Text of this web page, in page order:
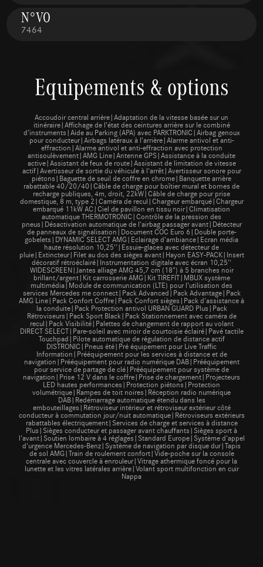
N°VO
7464
Equipements & options
Accoudoir central arrière|Adaptation de la vitesse basée sur un
itinéraire|Affichage de l’état des ceintures arrière sur le combiné
d’instruments|Aide au Parking (APA) avec PARKTRONIC|Airbag genoux
pour conducteur|Airbags latéraux à l’arrière|Alarme antivol et anti-
effraction|Alarme antivol et anti-effraction avec protection
antisoulèvement|AMG Line|Antenne GPS|Assistance à la conduite
active|Assistant de feux de route|Assistant de limitation de vitesse
actif|Avertisseur de sortie du véhicule à l'arrêt|Avertisseur sonore pour
piétons|Baguette de seuil de coffre en chrome|Banquette arrière
rabattable 40/20/40|Câble de charge pour boîtier mural et bornes de
recharge publiques, 4m, droit, 22kW|Câble de charge pour prise
domestique, 8 m, type 2|Caméra de recul|Chargeur embarqué|Chargeur
embarqué 11kW AC|Ciel de pavillon en tissu noir|Climatisation
automatique THERMOTRONIC|Contrôle de la pression des
pneus|Désactivation automatique de l'airbag passager avant|Détecteur
de panneaux de signalisation|Document COC Euro 6|Double porte-
gobelets|DYNAMIC SELECT AMG|Eclairage d'ambiance|Ecran média
haute résolution 10,25''|Essuie-glaces avec détecteur de
pluie|Extincteur|Filet au dos des sièges avant|Hayon EASY-PACK|Insert
décoratif rétroéclairé|Instrumentation digitale avec écran 10,25''
WIDESCREEN|Jantes alliage AMG 45,7 cm (18") à 5 branches noir
brillant/argent|Kit carrosserie AMG|Kit TIREFIT|MBUX système
multimédia|Module de communication (LTE) pour l’utilisation des
services Mercedes me connect|Pack Advanced|Pack Advantage|Pack
AMG Line|Pack Confort Coffre|Pack Confort sièges|Pack d'assistance à
la conduite|Pack Protection antivol URBAN GUARD Plus|Pack
Rétroviseurs|Pack Sport Black|Pack Stationnement avec caméra de
recul|Pack Visibilité|Palettes de changement de rapport au volant
DIRECT SELECT|Pare-soleil avec miroir de courtoisie éclairé|Pavé tactile
Touchpad|Pilote automatique de régulation de distance actif
DISTRONIC|Pneus été|Pré équipement pour Live Traffic
Information|Prééquipement pour les services à distance et de
navigation|Prééquipement pour radio numérique DAB|Prééquipement
pour service de partage de clé|Prééquipement pour système de
navigation|Prise 12 V dans le coffre|Prise de chargement|Projecteurs
LED hautes performances|Protection piétons|Protection
volumétrique|Rampes de toit noires|Réception radio numérique
DAB|Redémarrage automatique étendu dans les
embouteillages|Rétroviseur intérieur et rétroviseur extérieur côté
conducteur à commutation jour/nuit automatique|Rétroviseurs extérieurs
rabattables électriquement|Services de charge et services à distance
Plus|Sièges conducteur et passager avant chauffants|Sièges sport à
l'avant|Soutien lombaire à 4 réglages|Standard Europe|Système d'appel
d'urgence Mercedes-Benz|Système de navigation par disque dur|Tapis
de sol AMG|Train de roulement confort|Vide-poche sur la console
centrale avec couvercle à enrouleur|Vitrage athermique foncé pour la
lunette et les vitres latérales arrière|Volant sport multifonction en cuir
Nappa